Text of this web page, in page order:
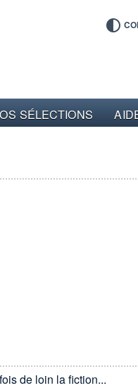
SÉLECTIONS
de loin la fiction...